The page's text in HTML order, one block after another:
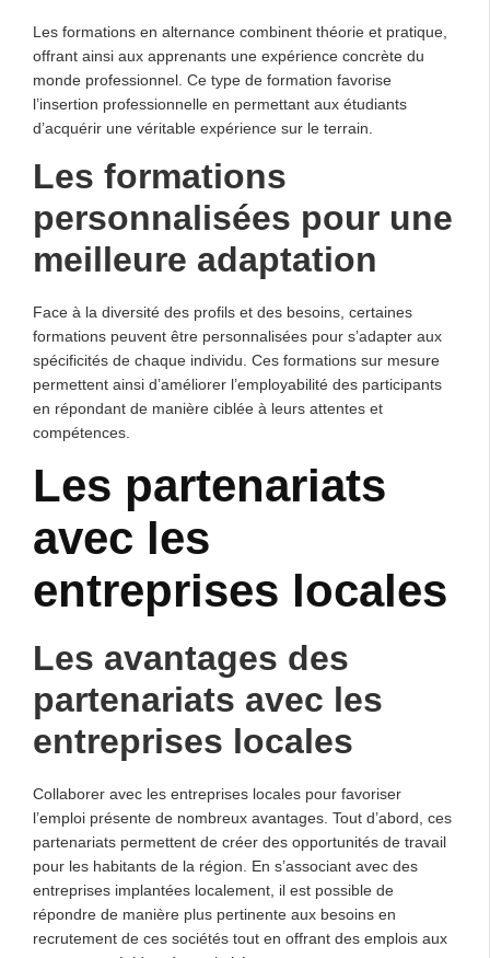
Les formations en alternance combinent théorie et pratique,
offrant ainsi aux apprenants une expérience concrète du
monde professionnel. Ce type de formation favorise
l’insertion professionnelle en permettant aux étudiants
d’acquérir une véritable expérience sur le terrain.
Les formations
personnalisées pour une
meilleure adaptation
Face à la diversité des profils et des besoins, certaines
formations peuvent être personnalisées pour s’adapter aux
spécificités de chaque individu. Ces formations sur mesure
permettent ainsi d’améliorer l’employabilité des participants
en répondant de manière ciblée à leurs attentes et
compétences.
Les partenariats
avec les
entreprises locales
Les avantages des
partenariats avec les
entreprises locales
Collaborer avec les entreprises locales pour favoriser
l’emploi présente de nombreux avantages. Tout d’abord, ces
partenariats permettent de créer des opportunités de travail
pour les habitants de la région. En s’associant avec des
entreprises implantées localement, il est possible de
répondre de manière plus pertinente aux besoins en
recrutement de ces sociétés tout en offrant des emplois aux